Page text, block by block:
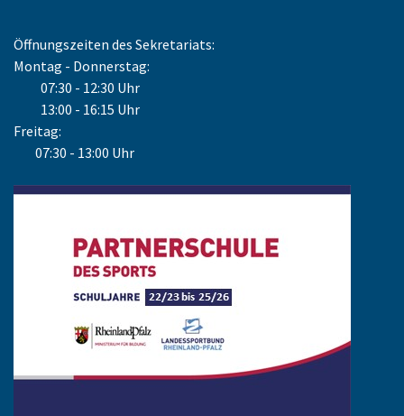
Öffnungszeiten des Sekretariats:
Montag - Donnerstag:
07:30 - 12:30 Uhr
13:00 - 16:15 Uhr
Freitag:
07:30 - 13:00 Uhr